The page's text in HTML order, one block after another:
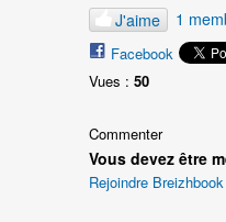
J'aime 1
Facebook
Vues : 50
Commenter
Vous devez être
Rejoindre Breizhbook